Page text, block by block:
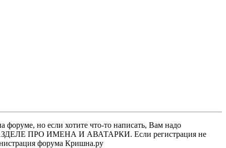
но если хотите что-то написать, Вам надо
РАЗДЕЛЕ ПРО ИМЕНА И АВАТАРКИ. Если регистрация не
форума Кришна.ру